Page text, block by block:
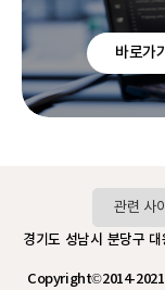
바로가기
경기도 성남시 분당구
Copyright©2014-